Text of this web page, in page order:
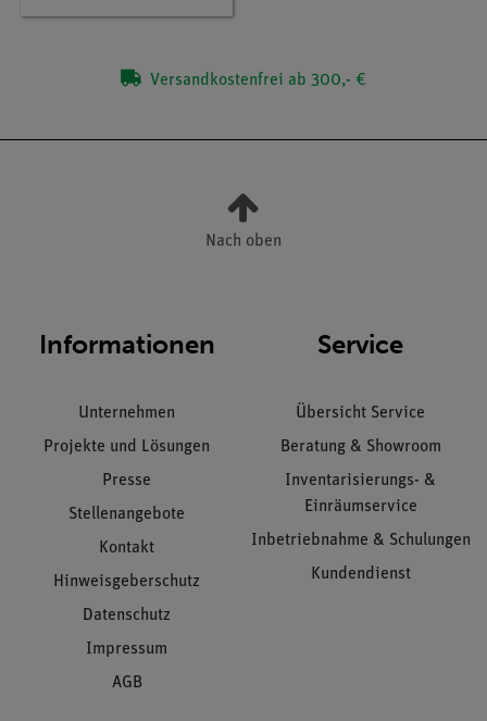
Versandkostenfrei ab 300,- €
Nach oben
Informationen
Unternehmen
Projekte und Lösungen
Presse
Stellenangebote
Kontakt
Hinweisgeberschutz
Datenschutz
Impressum
AGB
Service
Übersicht Service
Beratung & Showroom
Inventarisierungs- &
Einräumservice
Inbetriebnahme & Schulungen
Kundendienst